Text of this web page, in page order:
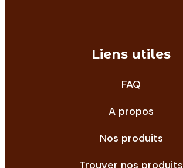
Liens utiles
FAQ
A propos
Nos produits